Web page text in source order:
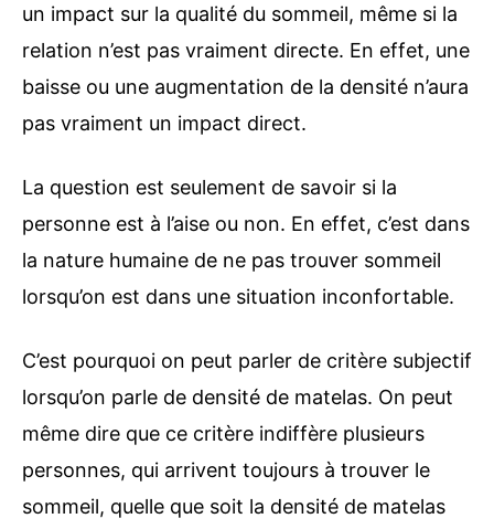
un impact sur la qualité du sommeil, même si la
relation n’est pas vraiment directe. En effet, une
baisse ou une augmentation de la densité n’aura
pas vraiment un impact direct.
La question est seulement de savoir si la
personne est à l’aise ou non. En effet, c’est dans
la nature humaine de ne pas trouver sommeil
lorsqu’on est dans une situation inconfortable.
C’est pourquoi on peut parler de critère subjectif
lorsqu’on parle de densité de matelas. On peut
même dire que ce critère indiffère plusieurs
personnes, qui arrivent toujours à trouver le
sommeil, quelle que soit la densité de matelas